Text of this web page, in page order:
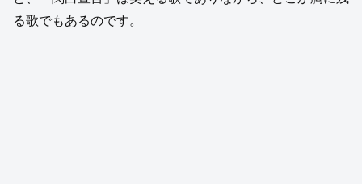
る歌でもあるのです。